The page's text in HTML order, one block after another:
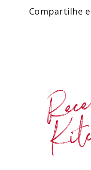
Compartilhe